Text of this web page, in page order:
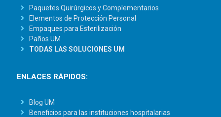
Paquetes Quirúrgicos y Complementarios
Elementos de Protección Personal
Empaques para Esterilización
Paños UM
TODAS LAS SOLUCIONES UM
ENLACES RÁPIDOS:
Blog UM
Beneficios para las instituciones hospitalarias